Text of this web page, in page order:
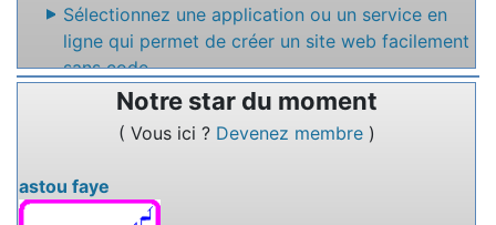
Sélectionnez une application ou un service en
ligne qui permet de créer un site web facilement
sans code
Nommez un service en ligne qui permet de
rédiger des textes à plusieurs.
Notre star du moment
( Vous ici ? Devenez membre )
astou faye